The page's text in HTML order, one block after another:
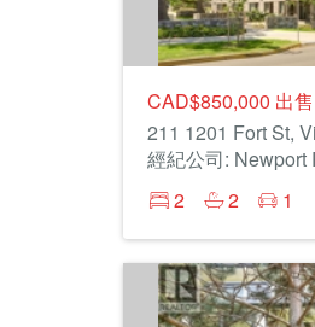
CAD$850,000 出售
211 1201 Fort St,
經紀公司: Newport
2
2 1